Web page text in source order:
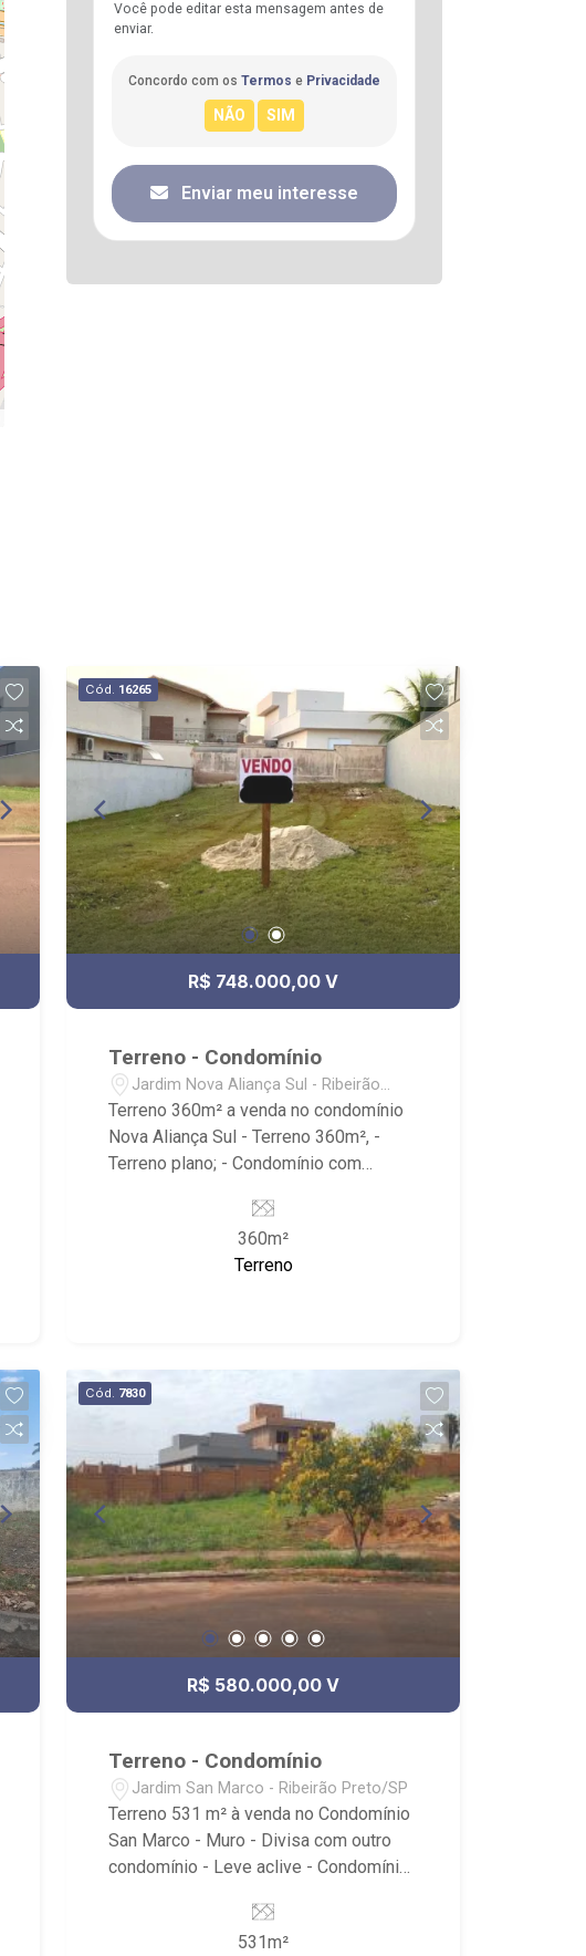
Você pode editar esta mensagem antes de
enviar.
Concordo com os Termos e Privacidade
Enviar meu interesse
Cód. 16265
R$ 748.000,00 V
Terreno - Condomínio
Jardim Nova Aliança Sul - Ribeirão
Preto/SP
Terreno 360m² a venda no condomínio
Nova Aliança Sul - Terreno 360m², -
Terreno plano; - Condomínio com
Convivência, playground, campo de
futebol sintético, quadra de esportes,
pista de caminhada e salão de festas; -
Verace Pizzaria;
360m²
Terreno
Cód. 7830
R$ 580.000,00 V
Terreno - Condomínio
Jardim San Marco - Ribeirão Preto/SP
Terreno 531 m² à venda no Condomínio
San Marco - Muro - Divisa com outro
condomínio - Leve aclive - Condomínio
portaria 24 horas - Próximo ao Kauai
Sports, Restaurante da Tulha e Museu
531m²